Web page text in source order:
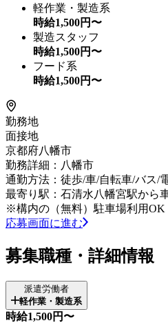
軽作業・製造系
時給1,500円〜
製造スタッフ
時給1,500円〜
フード系
時給1,500円〜
勤務地
面接地
京都府八幡市
勤務詳細：八幡市
通勤方法：徒歩/車/自転車/バス/
最寄り駅：石清水八幡宮駅から
※構内の（無料）駐車場利用OK
応募画面に進む
募集職種・詳細情報
派遣労働者
軽作業・製造系
時給1,500円〜